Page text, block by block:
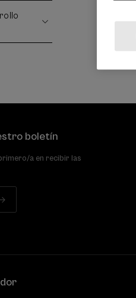
boletín
a en recibir las